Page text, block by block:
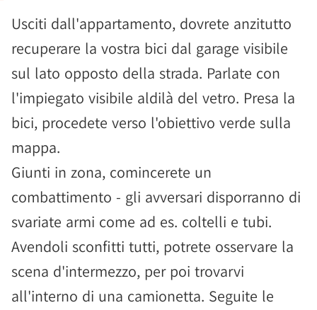
Usciti dall'appartamento, dovrete anzitutto
recuperare la vostra bici dal garage visibile
sul lato opposto della strada. Parlate con
l'impiegato visibile aldilà del vetro. Presa la
bici, procedete verso l'obiettivo verde sulla
mappa.
Giunti in zona, comincerete un
combattimento - gli avversari disporranno di
svariate armi come ad es. coltelli e tubi.
Avendoli sconfitti tutti, potrete osservare la
scena d'intermezzo, per poi trovarvi
all'interno di una camionetta. Seguite le